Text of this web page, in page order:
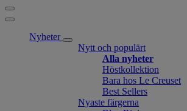
Nyheter
Nytt och populärt
Alla nyheter
Höstkollektion
Bara hos Le Creuset
Best Sellers
Nyaste färgerna